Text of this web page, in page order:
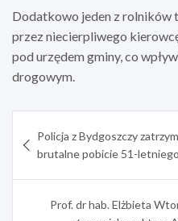
Dodatkowo jeden z rolników
przez niecierpliwego
pod urzędem gminy, co
drogowym.
wpisu
Policja z Bydgoszczy
brutalne pobicie 51-
Prof. dr hab. Elżbieta